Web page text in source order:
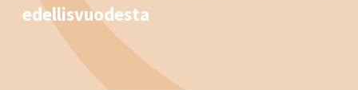
edellisvuodesta